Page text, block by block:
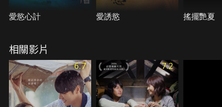
愛慾心計 愛誘慾 搖擺艷夏
相關影片
6.7 7.2